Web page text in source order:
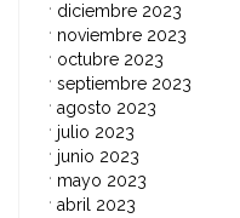
diciembre 2023
noviembre 2023
octubre 2023
septiembre 2023
agosto 2023
julio 2023
junio 2023
mayo 2023
abril 2023